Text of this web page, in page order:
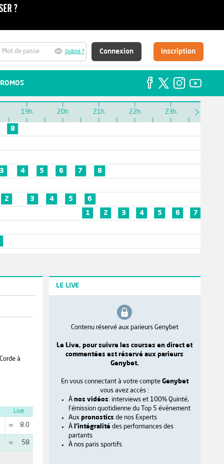
Oublié ? Connexion Inscription
19h 20h 21h 22h 23h
8
3 4 5 6 7 8
2 3 4 5
6
1
2 3 4 5 6 7
à
Live
8.0
58
LE LIVE
Contenu réservé aux parieurs Genybet
Le Live, pour suivre les courses en direct et
commentées est réservé aux parieurs
Genybet.
En vous connectant à votre compte Genybet
vous avez accès :
À nos vidéos: interviews et 100% Quinté,
l'émission quotidienne du Top 5 évènement
Aux pronostics de nos Experts
À l'intégralité des performances des
partants
À nos paris sportifs